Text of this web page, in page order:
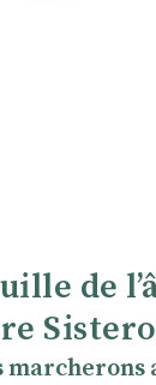
de
marcherons